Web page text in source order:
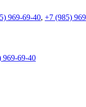
969-69-40, +7 (985)
969-69-40